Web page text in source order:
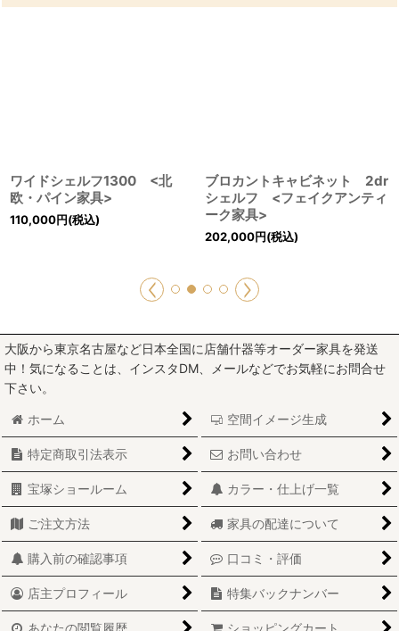
ワイドシェルフ1300 <北
欧・パイン家具>
110,000円(税込)
ブロカントキャビネット 2dr
シェルフ <フェイクアンティ
ーク家具>
202,000円(税込)
大阪から東京名古屋など日本全国に店舗什器等オーダー家具を発送
中！気になることは、インスタDM、メールなどでお気軽にお問合せ
下さい。
ホーム 空間イメージ生成
特定商取引法表示 お問い合わせ
宝塚ショールーム カラー・仕上げ一覧
ご注文方法 家具の配達について
購入前の確認事項 口コミ・評価
店主プロフィール 特集バックナンバー